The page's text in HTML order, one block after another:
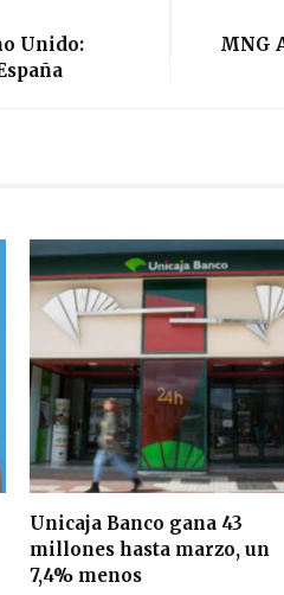
Unido:
MNG
Unicaja Banco gana 43
millones hasta marzo, un
7,4% menos